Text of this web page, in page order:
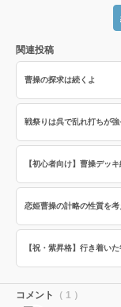
関連投稿
曹操の探求は続くよ
戦祭りは呉で乱れ打ちが強
【初心者向け】曹操デッ
【祝・紫昇格】行き着い
コメント （ 1 ）